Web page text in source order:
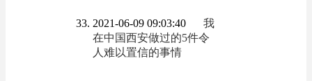
2021-06-09 09:03:40
我
在中国西安做过的5件令
人难以置信的事情